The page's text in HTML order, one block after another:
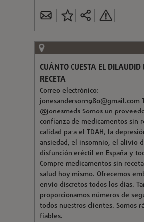
CUÁNTO CUESTA EL
RECETA
Correo electrónico:
jonesanderson1980@gmail.com
@jonesmeds Somos un
confianza de medicamentos sin
calidad para el TDAH, la
ansiedad, el insomnio, el alivio
disfunción eréctil en España y
Compre medicamentos sin
salud hoy mismo. Ofrecemos
envío discretos todos los días.
proporcionamos números de
todos nuestros clientes. Somos
fiables.